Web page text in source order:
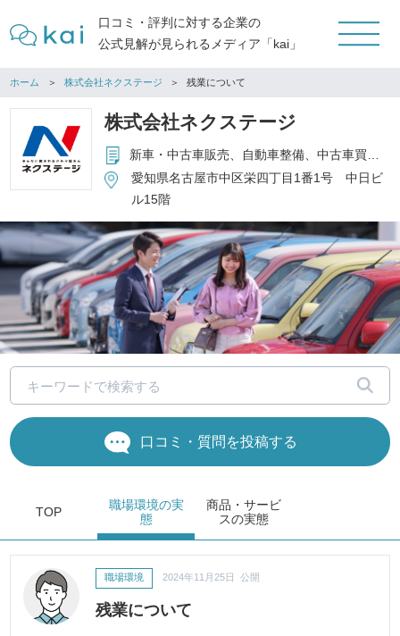
口コミ・評判に対する企業の
公式見解が見られるメディア「kai」
ホーム 株式会社ネクステージ 残業について
株式会社ネクステージ
新車・中古車販売、自動車整備、中古車買取、保険代理店事業
愛知県名古屋市中区栄四丁目1番1号 中日ビ
ル15階
口コミ・質問を投稿する
TOP
商品・サービ
スの実態
職場環境の実
態
残業について
職場環境 2024年11月25日 公開